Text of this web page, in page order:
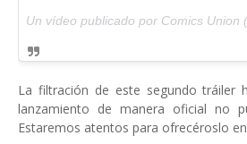
Un vídeo publicado por Comics Union
La filtración de este segundo tráiler
lanzamiento de manera oficial no
Estaremos atentos para ofrecéroslo